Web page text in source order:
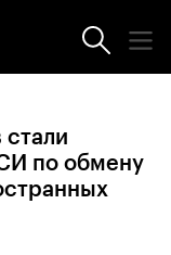
по обмену